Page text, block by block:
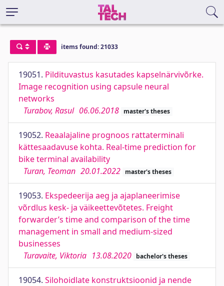
items found: 21033
19051. Pildituvastus kasutades kapselnärvivõrke.
Image recognition using capsule neural
networks
Turabov, Rasul 06.06.2018 master's theses
19052. Reaalajaline prognoos rattaterminali
kättesaadavuse kohta. Real-time prediction for
bike terminal availability
Turan, Teoman 20.01.2022 master's theses
19053. Ekspedeerija aeg ja ajaplaneerimise
võrdlus kesk- ja väikeettevõtetes. Freight
forwarder’s time and comparison of the time
management in small and medium-sized
businesses
Turavaite, Viktoria 13.08.2020 bachelor's theses
19054. Silohoidlate konstruktsioonid ja nende